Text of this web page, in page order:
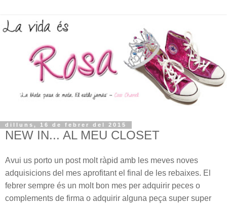
dilluns, 16 de febrer del 2015
NEW IN... AL MEU CLOSET
Avui us porto un post molt ràpid amb les meves noves
adquisicions del mes aprofitant el final de les rebaixes. El
febrer sempre és un molt bon mes per adquirir peces o
complements de firma o adquirir alguna peça super super